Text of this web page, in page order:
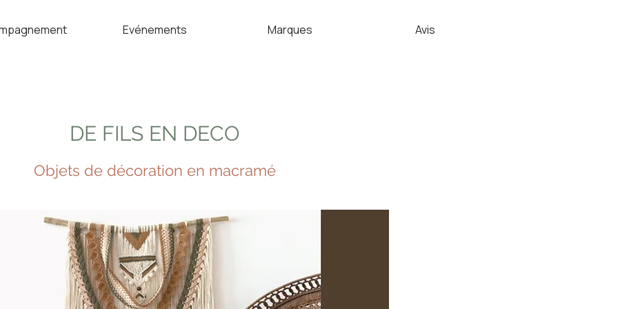
Evénements Marques Avis
DE FILS EN DECO
Objets de décoration en macramé